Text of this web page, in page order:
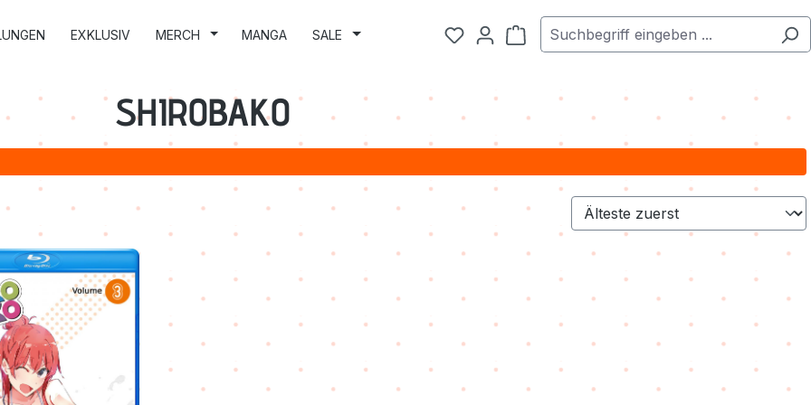
EXKLUSIV MERCH MANGA SALE Warenkorb enthält 0 Positionen. Der
SHIROBAKO